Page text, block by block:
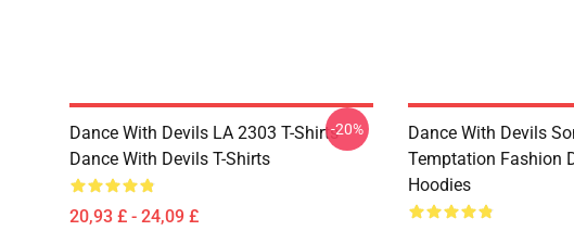
Dance With Devils LA 2303 T-Shirts
Dance With Devils T-Shirts
20,93 £ - 24,09 £
-20%
Dance With Devils
Temptation Fashion
Hoodies